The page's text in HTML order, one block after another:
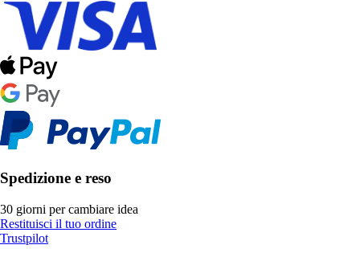
Spedizione e reso
30 giorni per cambiare idea
Restituisci il tuo ordine
Trustpilot